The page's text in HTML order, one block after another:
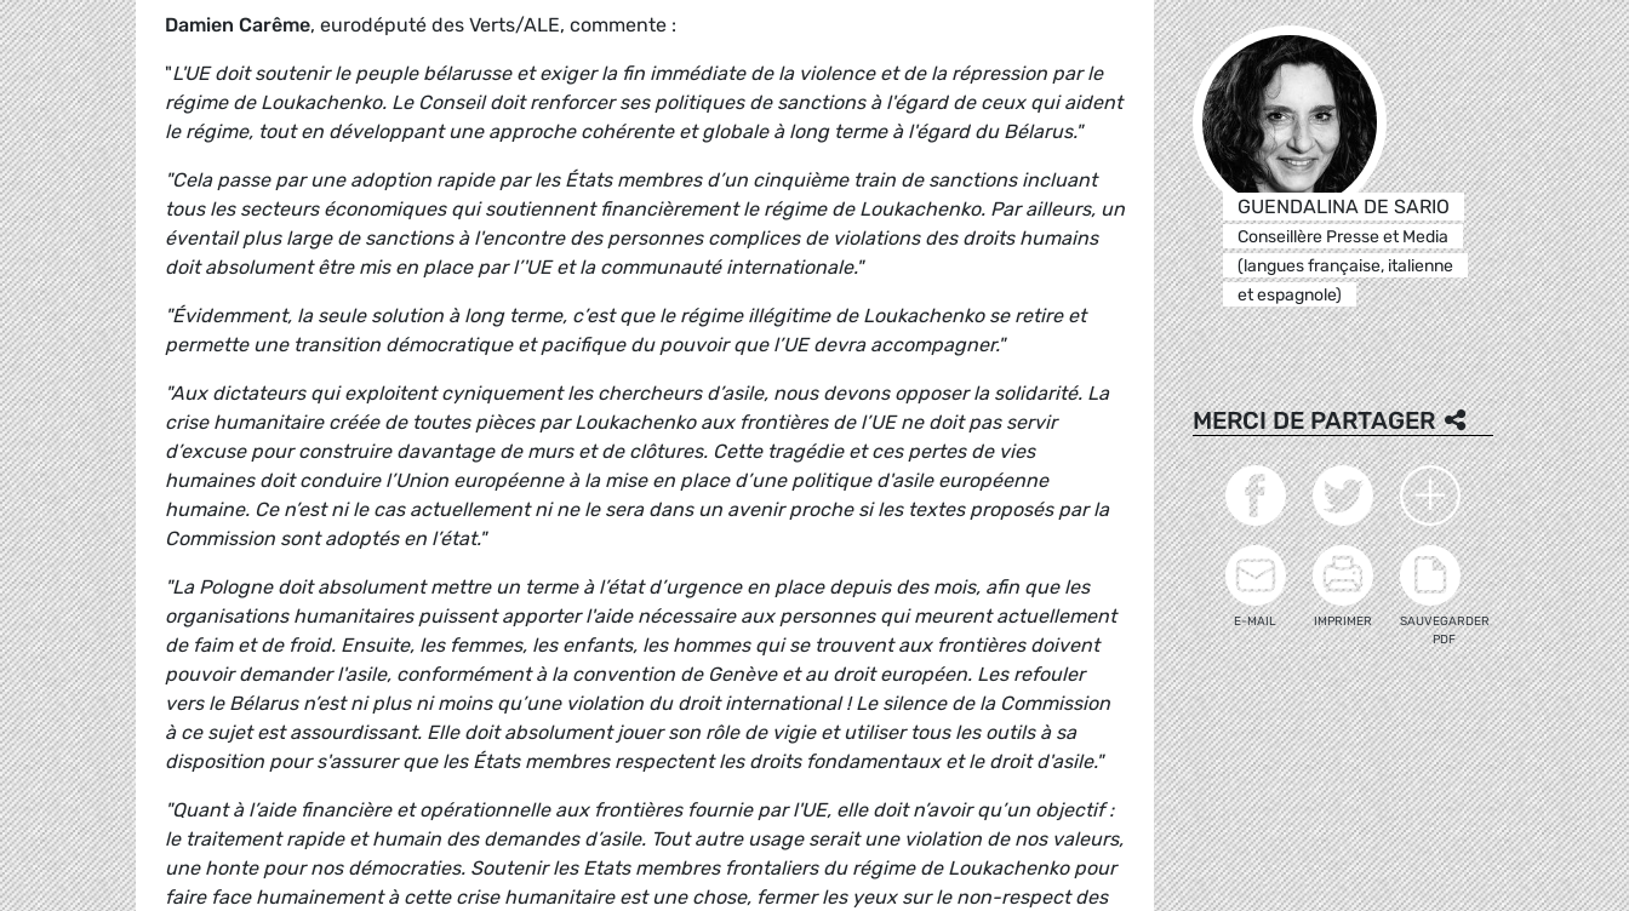
Damien Carême, eurodéputé des Verts/ALE, commente :
"L'UE doit soutenir le peuple bélarusse et exiger la fin immédiate de la violence et de la répression par le
régime de Loukachenko. Le Conseil doit renforcer ses politiques de sanctions à l'égard de ceux qui aident
le régime, tout en développant une approche cohérente et globale à long terme à l'égard du Bélarus."
"Cela passe par une adoption rapide par les États membres d’un cinquième train de sanctions incluant
tous les secteurs économiques qui soutiennent financièrement le régime de Loukachenko. Par ailleurs, un
éventail plus large de sanctions à l'encontre des personnes complices de violations des droits humains
doit absolument être mis en place par l’'UE et la communauté internationale."
"Évidemment, la seule solution à long terme, c’est que le régime illégitime de Loukachenko se retire et
permette une transition démocratique et pacifique du pouvoir que l’UE devra accompagner."
"Aux dictateurs qui exploitent cyniquement les chercheurs d’asile, nous devons opposer la solidarité. La
crise humanitaire créée de toutes pièces par Loukachenko aux frontières de l’UE ne doit pas servir
d’excuse pour construire davantage de murs et de clôtures. Cette tragédie et ces pertes de vies
humaines doit conduire l’Union européenne à la mise en place d’une politique d'asile européenne
humaine. Ce n’est ni le cas actuellement ni ne le sera dans un avenir proche si les textes proposés par la
Commission sont adoptés en l’état."
"La Pologne doit absolument mettre un terme à l’état d’urgence en place depuis des mois, afin que les
organisations humanitaires puissent apporter l'aide nécessaire aux personnes qui meurent actuellement
de faim et de froid. Ensuite, les femmes, les enfants, les hommes qui se trouvent aux frontières doivent
pouvoir demander l'asile, conformément à la convention de Genève et au droit européen. Les refouler
vers le Bélarus n’est ni plus ni moins qu’une violation du droit international ! Le silence de la Commission
à ce sujet est assourdissant. Elle doit absolument jouer son rôle de vigie et utiliser tous les outils à sa
disposition pour s'assurer que les États membres respectent les droits fondamentaux et le droit d'asile."
"Quant à l’aide financière et opérationnelle aux frontières fournie par l'UE, elle doit n’avoir qu’un objectif :
le traitement rapide et humain des demandes d’asile. Tout autre usage serait une violation de nos valeurs,
une honte pour nos démocraties. Soutenir les Etats membres frontaliers du régime de Loukachenko pour
faire face humainement à cette crise humanitaire est une chose, fermer les yeux sur le non-respect des
GUENDALINA DE SARIO
Conseillère Presse et Media
(langues française, italienne
et espagnole)
MERCI DE PARTAGER
E-MAIL IMPRIMER
SAUVEGARDER
PDF